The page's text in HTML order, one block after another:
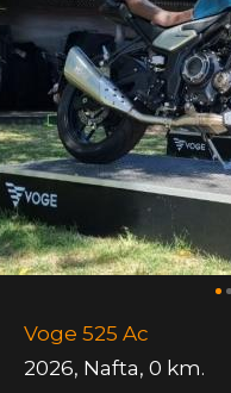
Voge 525 Ac
2026, Nafta, 0 km.